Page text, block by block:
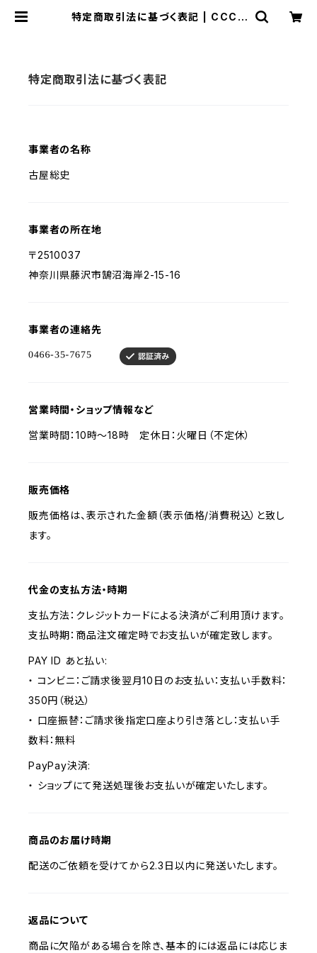
特定商取引法に基づく表記 | CCCS
特定商取引法に基づく表記
事業者の名称
古屋総史
事業者の所在地
〒2510037
神奈川県藤沢市鵠沼海岸2-15-16
事業者の連絡先
営業時間・ショップ情報など
営業時間：10時〜18時 定休日：火曜日（不定休）
販売価格
販売価格は、表示された金額（表示価格/消費税込）と致し
ます。
代金の支払方法・時期
支払方法：クレジットカードによる決済がご利用頂けます。
支払時期：商品注文確定時でお支払いが確定致します。
PAY ID あと払い:
・ コンビニ：ご請求後翌月10日のお支払い：支払い手数料：
350円（税込）
・ 口座振替：ご請求後指定口座より引き落とし：支払い手
数料：無料
PayPay決済:
・ ショップにて発送処理後お支払いが確定いたします。
商品のお届け時期
配送のご依頼を受けてから2.3日以内に発送いたします。
返品について
商品に欠陥がある場合を除き、基本的には返品には応じま